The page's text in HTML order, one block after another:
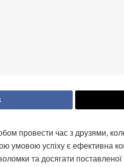
провести час з друзями,
умовою успіху є ефективна
та досягати